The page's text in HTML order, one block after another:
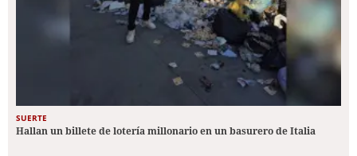
SUERTE
Hallan un billete de lotería millonario en un basurero de Italia